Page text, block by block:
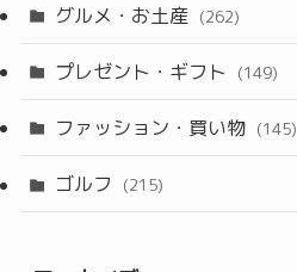
グルメ・お土産 (262)
プレゼント・ギフト (149)
ファッション・買い物 (145)
ゴルフ (215)